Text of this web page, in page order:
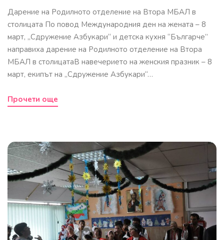
Дарение на Родилното отделение на Втора МБАЛ в
столицата По повод Международния ден на жената – 8
март, „Сдружение Азбукари“ и детска кухня “Българче”
направиха дарение на Родилното отделение на Втора
МБАЛ в столицатаВ навечерието на женския празник – 8
март, екипът на „Сдружение Азбукари“…
Прочети още